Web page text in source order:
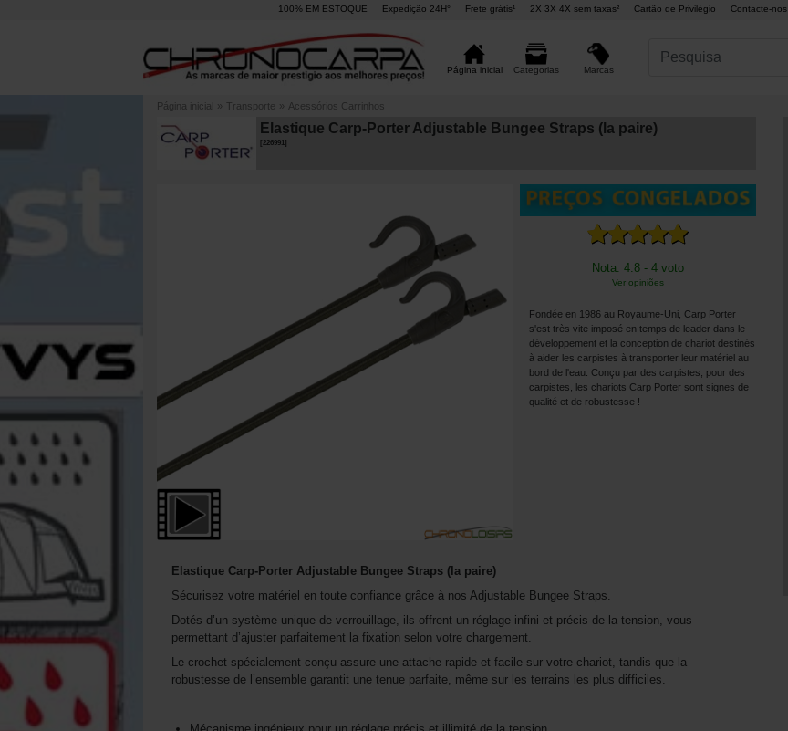
100% EM ESTOQUE Expedição 24H° Frete grátis¹ 2X 3X 4X sem taxas² Cartão de Privilégio Contacte-nos
Página inicial Categorias Marcas
Página inicial » Transporte » Acessórios Carrinhos
Elastique Carp-Porter Adjustable Bungee Straps (la paire)
226991]
Nota: 4.8 - 4 voto
Ver opiniões
Fondée en 1986 au Royaume-Uni, Carp Porter
s'est très vite imposé en temps de leader dans le
développement et la conception de chariot destinés
à aider les carpistes à transporter leur matériel au
bord de l'eau. Conçu par des carpistes, pour des
carpistes, les chariots Carp Porter sont signes de
qualité et de robustesse !
Elastique Carp-Porter Adjustable Bungee Straps (la paire)
Sécurisez votre matériel en toute confiance grâce à nos Adjustable Bungee Straps.
Dotés d’un système unique de verrouillage, ils offrent un réglage infini et précis de la tension, vous
permettant d’ajuster parfaitement la fixation selon votre chargement.
Le crochet spécialement conçu assure une attache rapide et facile sur votre chariot, tandis que la
robustesse de l’ensemble garantit une tenue parfaite, même sur les terrains les plus difficiles.